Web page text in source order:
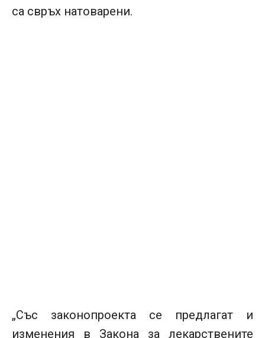
са свръх натоварени.
„Със законопроекта се предлагат и
изменения в Закона за лекарствените